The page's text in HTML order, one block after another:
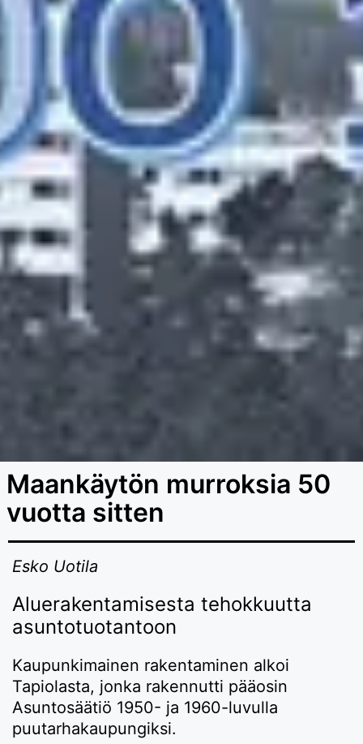
Maankäytön murroksia 50
vuotta sitten
Esko Uotila
Aluerakentamisesta tehokkuutta
asuntotuotantoon
Kaupunkimainen rakentaminen alkoi
Tapiolasta, jonka rakennutti pääosin
Asuntosäätiö 1950- ja 1960-luvulla
puutarhakaupungiksi.